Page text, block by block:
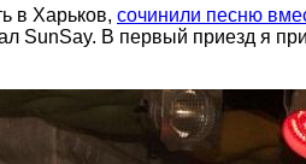
в Харьков, сочинили песню
SunSay. В первый приезд я